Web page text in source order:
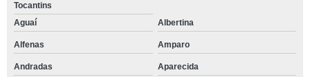
Tocantins
Aguaí
Albertina
Alfenas Amparo
Andradas Aparecida